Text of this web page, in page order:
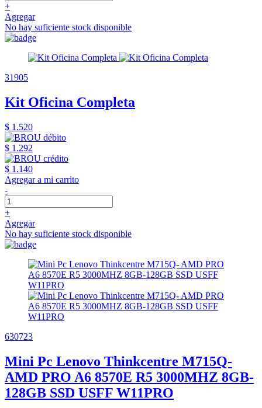
+
Agregar
No hay suficiente stock disponible
31905
Kit Oficina Completa
$ 1.520
$ 1.292
$ 1.140
Agregar a mi carrito
-
+
Agregar
No hay suficiente stock disponible
630723
Mini Pc Lenovo Thinkcentre M715Q-
AMD PRO A6 8570E R5 3000MHZ 8GB-
128GB SSD USFF W11PRO